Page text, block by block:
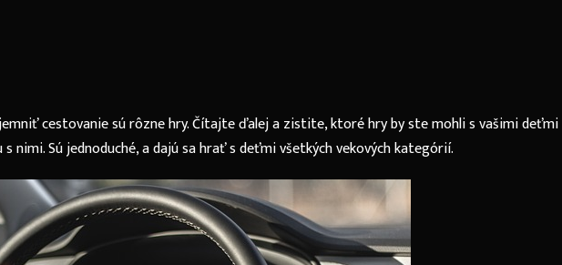
cestovanie sú rôzne hry. Čítajte ďalej a zistite, ktoré hry by ste mohli s vašimi deťmi
nimi. Sú jednoduché, a dajú sa hrať s deťmi všetkých vekových kategórií.